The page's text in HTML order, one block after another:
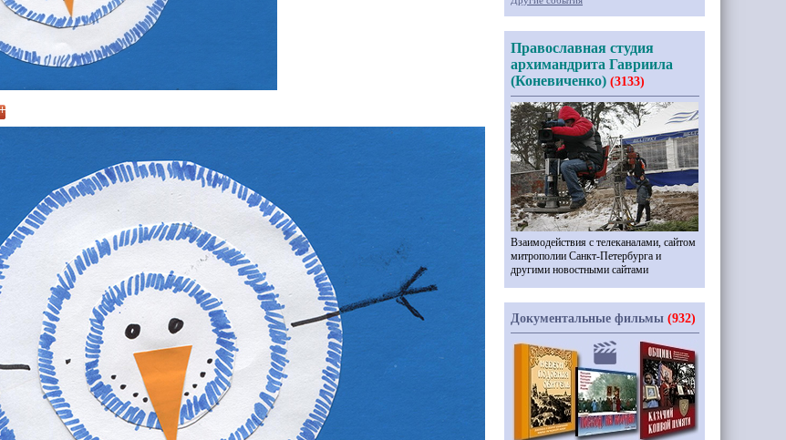
Православная студия
архимандрита Гавриила
(Коневиченко) (3133)
Взаимодействия с телеканалами, сайтом
митрополии Санкт-Петербурга и
другими новостными сайтами
Документальные фильмы (932)